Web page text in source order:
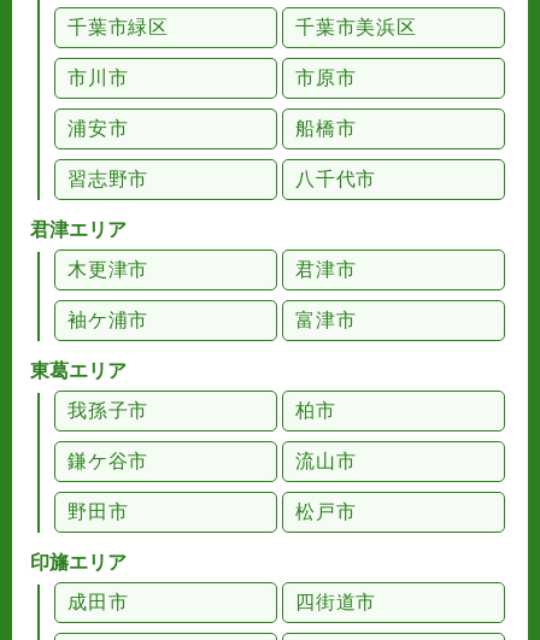
千葉市緑区 千葉市美浜区
市川市 市原市
浦安市 船橋市
習志野市 八千代市
君津エリア
木更津市
君津市
袖ケ浦市 富津市
東葛エリア
我孫子市
柏市
鎌ケ谷市 流山市
野田市 松戸市
印旛エリア
成田市
四街道市